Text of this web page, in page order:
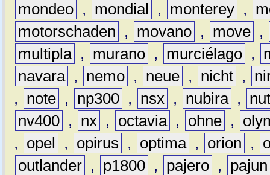
mondeo , mondial , monterey ,
motorschaden
, movano , move ,
multipla , murano , murciélago ,
navara , nemo , neue , nicht ,
,
note , np300 , nsx , nubira ,
nv400 , nx , octavia , ohne ,
,
opel , opirus , optima , orion ,
outlander , p1800 , pajero ,
pajun